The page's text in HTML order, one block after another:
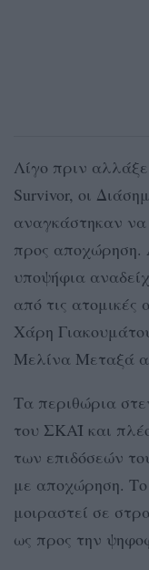
Λίγο πριν
Survivor, οι
αναγκάστηκαν να
προς
υποψήφια
από τις ατομικές
Χάρη
Μελίνα Μεταξά
Τα περιθώρια
του ΣΚΑΪ και
των επιδόσεών
με αποχώρηση. Το
μοιραστεί σε
ως προς την